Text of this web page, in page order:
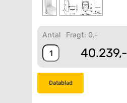
Antal Fragt: 0,-
40.239,-
Datablad